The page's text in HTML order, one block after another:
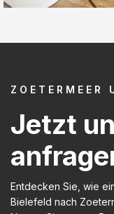
ZOETERMEER
Jetzt
Entdecken Sie, wie
Bielefeld nach